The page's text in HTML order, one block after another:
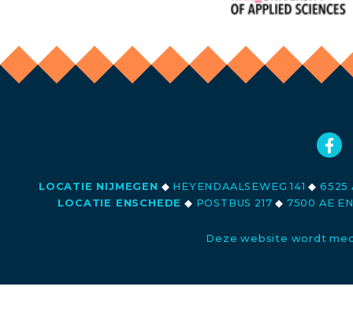
LOCATIE NIJMEGEN ◆ HEYENDAALSEWEG 141◆ 6525
LOCATIE ENSCHEDE ◆ POSTBUS 217◆ 7500 AE
Deze website wordt